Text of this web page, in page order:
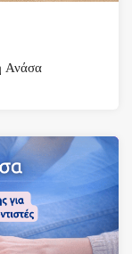
Ανάσα